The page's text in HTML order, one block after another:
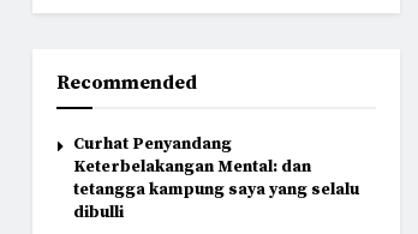
Recommended
Curhat Penyandang
Keterbelakangan Mental: dan
tetangga kampung saya yang selalu
dibulli